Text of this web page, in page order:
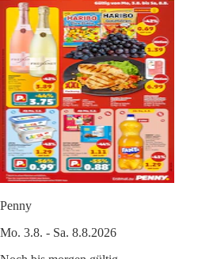
Penny
Mo. 3.8. - Sa. 8.8.2026